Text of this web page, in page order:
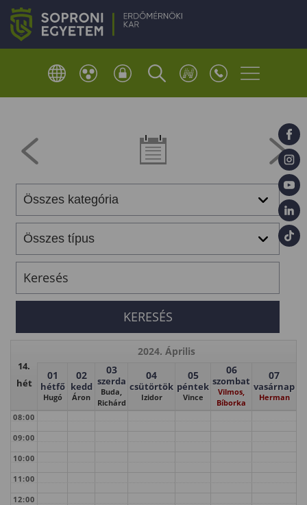
14.
hét
2024. Április
01
hétfő
Hugó
02
kedd
Áron
03
szerda
Buda,
Richárd
04
csütörtök
Izidor
05
péntek
Vince
06
szombat
Vilmos,
Bíborka
07
vasárnap
Herman
08:00
09:00
10:00
11:00
12:00